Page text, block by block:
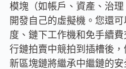
模塊（如帳戶、資產、治
開發自己的虛擬機。您還可
度、鏈下工作機和免手續
行鏈拍賣中競拍到插槽後，
新區塊鏈將繼承中繼鏈的